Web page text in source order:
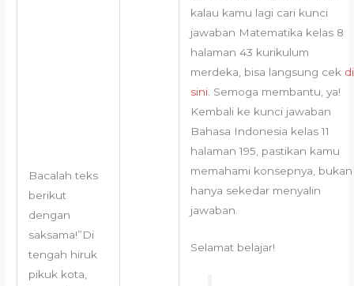
Bacalah teks
berikut
dengan
saksama!”Di
tengah hiruk
pikuk kota,
kalau kamu lagi cari kunci
jawaban Matematika kelas 8
halaman 43 kurikulum
merdeka, bisa langsung cek di
sini. Semoga membantu, ya!
Kembali ke kunci jawaban
Bahasa Indonesia kelas 11
halaman 195, pastikan kamu
memahami konsepnya, bukan
hanya sekedar menyalin
jawaban.
Selamat belajar!